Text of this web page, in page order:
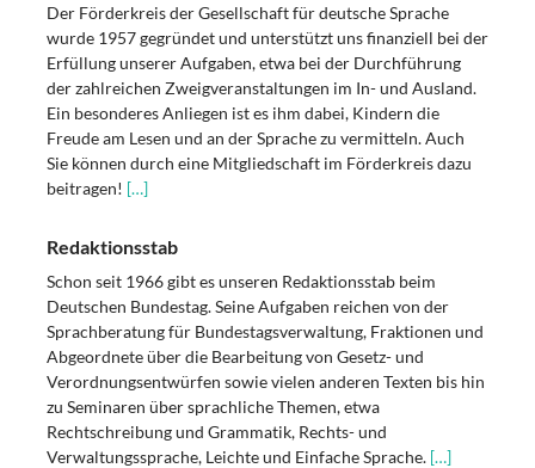
Der Förderkreis der Gesellschaft für deutsche Sprache
wurde 1957 gegründet und unterstützt uns finanziell bei der
Erfüllung unserer Aufgaben, etwa bei der Durchführung
der zahlreichen Zweigveranstaltungen im In- und Ausland.
Ein besonderes Anliegen ist es ihm dabei, Kindern die
Freude am Lesen und an der Sprache zu vermitteln. Auch
Sie können durch eine Mitgliedschaft im Förderkreis dazu
beitragen! […]
Redaktionsstab
Schon seit 1966 gibt es unseren Redaktionsstab beim
Deutschen Bundestag. Seine Aufgaben reichen von der
Sprachberatung für Bundestagsverwaltung, Fraktionen und
Abgeordnete über die Bearbeitung von Gesetz- und
Verordnungsentwürfen sowie vielen anderen Texten bis hin
zu Seminaren über sprachliche Themen, etwa
Rechtschreibung und Grammatik, Rechts- und
Verwaltungssprache, Leichte und Einfache Sprache. […]